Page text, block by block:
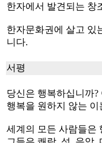
한자에서 발견되는 창
한자문화권에 살고 있
니다.
서평
당신은 행복하십니까
행복을 원하지 않는 이
세계의 모든 사람들은